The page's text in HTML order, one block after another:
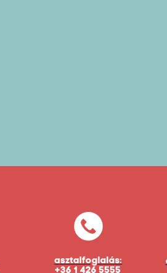
asztalfoglalás:
+36 1 426 5555